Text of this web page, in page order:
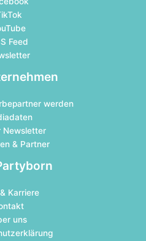
Feed
werden
Newsletter
& Partner
Karriere
uns